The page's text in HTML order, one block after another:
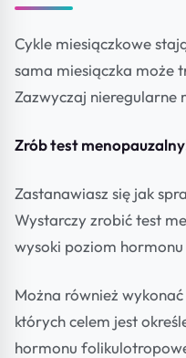
Cykle miesiączkowe
sama miesiączka może
Zazwyczaj nieregularne
Zrób test
Zastanawiasz się jak
Wystarczy zrobić test
wysoki poziom hormonu
Można również
których celem jest
hormonu